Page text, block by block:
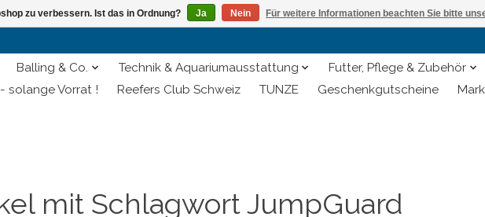
Balling & Co. Technik & Aquariumausstattung Futter, Pflege & Zubehör
- solange Vorrat !
Reefers Club Schweiz TUNZE Geschenkgutscheine
mit Schlagwort JumpGuard
zu verbessern. Ist das in Ordnung? Ja Nein Für weitere Informationen beachten Sie bitte